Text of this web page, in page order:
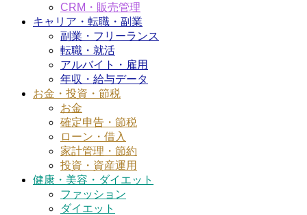
CRM・販売管理
キャリア・転職・副業
副業・フリーランス
転職・就活
アルバイト・雇用
年収・給与データ
お金・投資・節税
お金
確定申告・節税
ローン・借入
家計管理・節約
投資・資産運用
健康・美容・ダイエット
ファッション
ダイエット